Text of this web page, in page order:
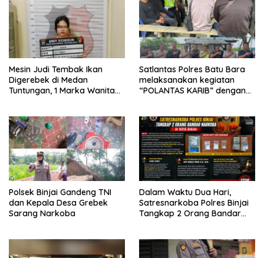
Mesin Judi Tembak Ikan
Digerebek di Medan
Tuntungan, 1 Marka Wanita
Satlantas Polres Batu Bara
melaksanakan kegiatan
“POLANTAS KARIB” dengan
Polsek Binjai Gandeng TNI
dan Kepala Desa Grebek
Sarang Narkoba
Dalam Waktu Dua Hari,
Satresnarkoba Polres Binjai
Tangkap 2 Orang Bandar